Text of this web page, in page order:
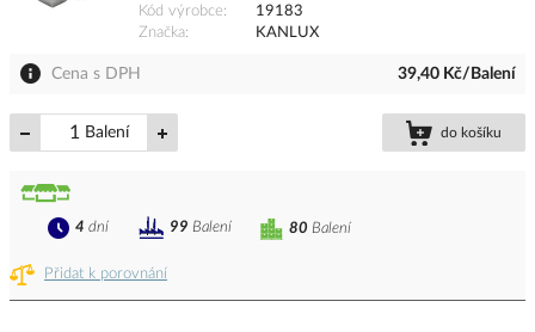
Kód výrobce
19183
Značka
KANLUX
Cena s DPH 39,40 Kč/Balení
Balení do košíku
Přidat k porovnání
80 Balení
4 dní 99 Balení